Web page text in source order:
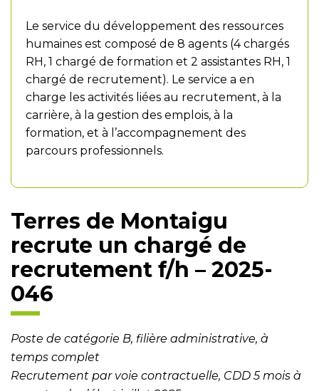
Le service du développement des ressources
humaines est composé de 8 agents (4 chargés
RH, 1 chargé de formation et 2 assistantes RH, 1
chargé de recrutement). Le service a en
charge les activités liées au recrutement, à la
carrière, à la gestion des emplois, à la
formation, et à l’accompagnement des
parcours professionnels.
Terres de Montaigu
recrute un chargé de
recrutement f/h – 2025-
046
Poste de catégorie B, filière administrative, à
temps complet
Recrutement par voie contractuelle, CDD 5 mois à